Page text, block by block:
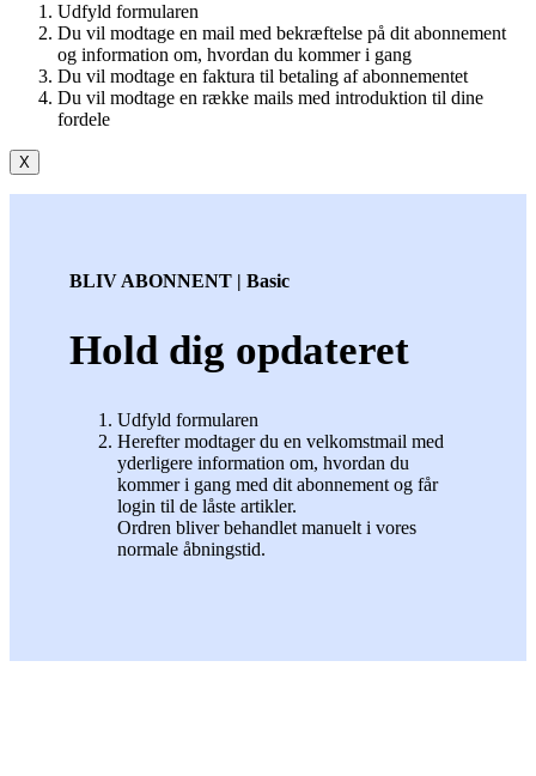
Udfyld formularen
Du vil modtage en mail med bekræftelse på dit abonnement
og information om, hvordan du kommer i gang
Du vil modtage en faktura til betaling af abonnementet
Du vil modtage en række mails med introduktion til dine
fordele
X
BLIV ABONNENT | Basic
Hold dig opdateret
Udfyld formularen
Herefter modtager du en velkomstmail med
yderligere information om, hvordan du
kommer i gang med dit abonnement og får
login til de låste artikler.
Ordren bliver behandlet manuelt i vores
normale åbningstid.